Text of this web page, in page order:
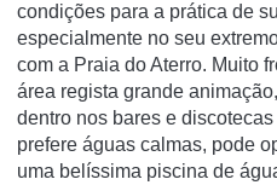
condições para a prática de
especialmente no seu
com a Praia do Aterro. Muito
área regista grande
dentro nos bares e
prefere águas calmas, pode
uma belíssima piscina de